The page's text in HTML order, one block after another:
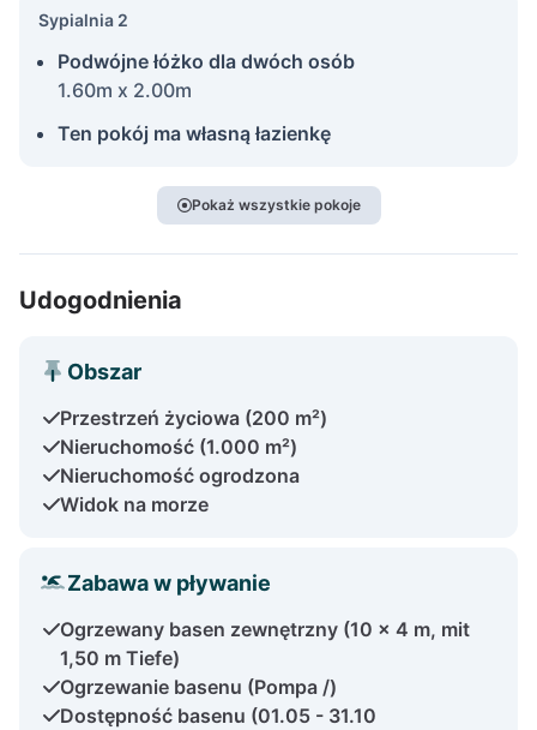
Sypialnia 2
Podwójne łóżko dla dwóch osób
1.60m x 2.00m
Ten pokój ma własną łazienkę
Pokaż wszystkie pokoje
Udogodnienia
Obszar
Przestrzeń życiowa (200 m²)
Nieruchomość (1.000 m²)
Nieruchomość ogrodzona
Widok na morze
Zabawa w pływanie
Ogrzewany basen zewnętrzny (10 x 4 m, mit
1,50 m Tiefe)
Ogrzewanie basenu (Pompa /)
Dostępność basenu (01.05 - 31.10